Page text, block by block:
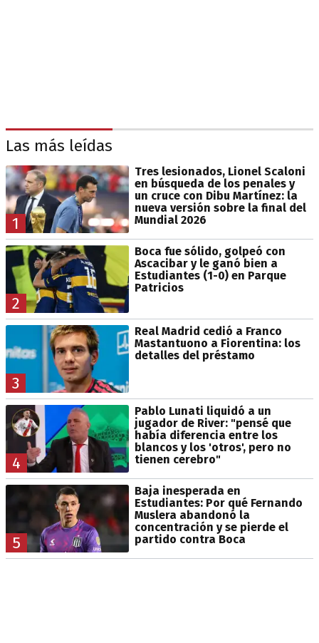
Las más leídas
1
Tres lesionados, Lionel Scaloni
en búsqueda de los penales y
un cruce con Dibu Martínez: la
nueva versión sobre la final del
Mundial 2026
2
Boca fue sólido, golpeó con
Ascacibar y le ganó bien a
Estudiantes (1-0) en Parque
Patricios
3
Real Madrid cedió a Franco
Mastantuono a Fiorentina: los
detalles del préstamo
4
Pablo Lunati liquidó a un
jugador de River: "pensé que
había diferencia entre los
blancos y los 'otros', pero no
tienen cerebro"
5
Baja inesperada en
Estudiantes: Por qué Fernando
Muslera abandonó la
concentración y se pierde el
partido contra Boca